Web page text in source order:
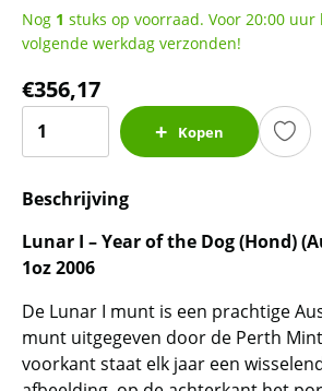
Nog 1 stuks op voorraad. Voor 20:00 uur
volgende werkdag verzonden!
€356,17
Year
the
Dog
-
1
oz
Kopen
Beschrijving
Lunar I – Year of the Dog (Hond)
1oz 2006
De Lunar I munt is een prachtige
munt uitgegeven door de Perth
voorkant staat elk jaar een